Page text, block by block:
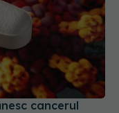
cancerul